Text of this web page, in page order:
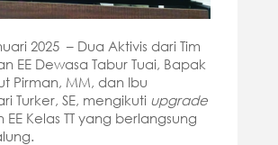
2025 – Dua Aktivis dari Tim
EE Dewasa Tabur Tuai, Bapak
Pirman, MM, dan Ibu
Turker, SE, mengikuti upgrade
Kelas TT yang berlangsung